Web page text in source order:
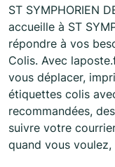
ST SYMPHORIEN
accueille à ST
répondre à vos
Colis. Avec
vous déplacer,
étiquettes colis
recommandées,
suivre votre
quand vous